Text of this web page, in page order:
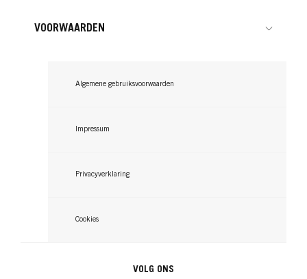
TAFT
VOORWAARDEN
Algemene gebruiksvoorwaarden
Impressum
Privacyverklaring
Cookies
VOLG ONS